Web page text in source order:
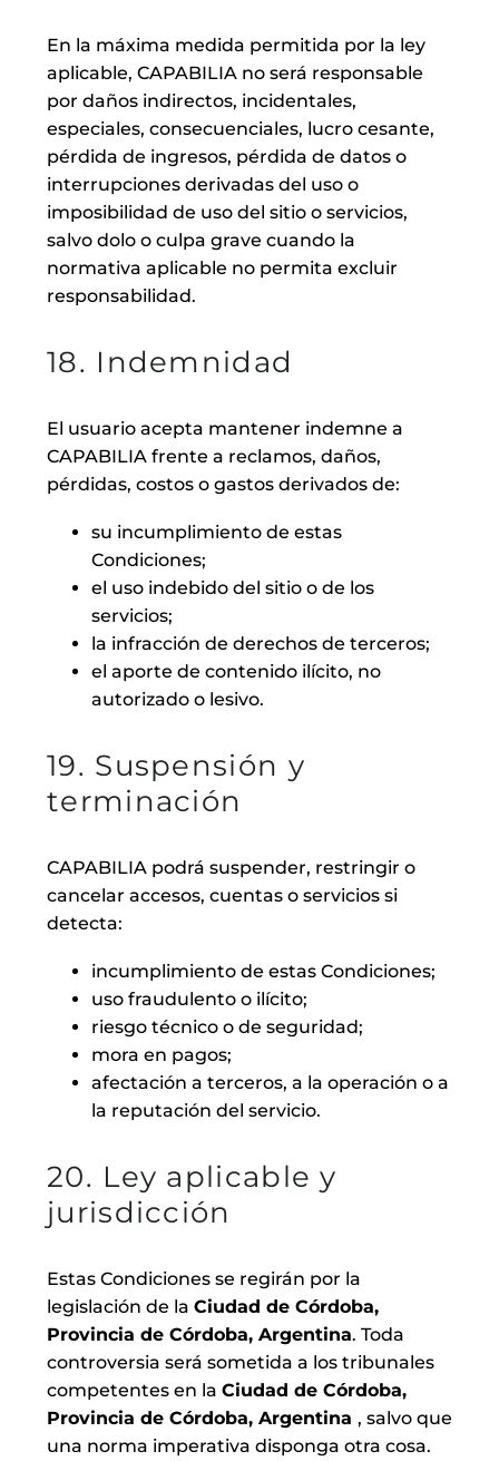
En la máxima medida permitida por la ley
aplicable, CAPABILIA no será responsable
por daños indirectos, incidentales,
especiales, consecuenciales, lucro cesante,
pérdida de ingresos, pérdida de datos o
interrupciones derivadas del uso o
imposibilidad de uso del sitio o servicios,
salvo dolo o culpa grave cuando la
normativa aplicable no permita excluir
responsabilidad.
18. Indemnidad
El usuario acepta mantener indemne a
CAPABILIA frente a reclamos, daños,
pérdidas, costos o gastos derivados de:
su incumplimiento de estas
Condiciones;
el uso indebido del sitio o de los
servicios;
la infracción de derechos de terceros;
el aporte de contenido ilícito, no
autorizado o lesivo.
19. Suspensión y
terminación
CAPABILIA podrá suspender, restringir o
cancelar accesos, cuentas o servicios si
detecta:
incumplimiento de estas Condiciones;
uso fraudulento o ilícito;
riesgo técnico o de seguridad;
mora en pagos;
afectación a terceros, a la operación o a
la reputación del servicio.
20. Ley aplicable y
jurisdicción
Estas Condiciones se regirán por la
legislación de la Ciudad de Córdoba,
Provincia de Córdoba, Argentina. Toda
controversia será sometida a los tribunales
competentes en la Ciudad de Córdoba,
Provincia de Córdoba, Argentina , salvo que
una norma imperativa disponga otra cosa.